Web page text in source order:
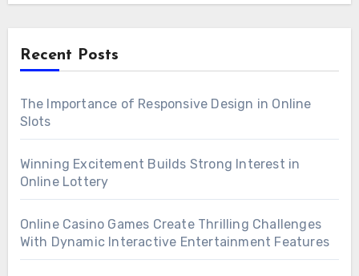
Recent Posts
The Importance of Responsive Design in Online
Slots
Winning Excitement Builds Strong Interest in
Online Lottery
Online Casino Games Create Thrilling Challenges
With Dynamic Interactive Entertainment Features